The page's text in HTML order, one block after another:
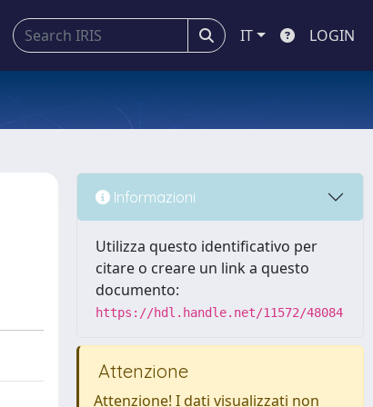
IT LOGIN
Informazioni
Utilizza questo identificativo per
citare o creare un link a questo
documento:
https://hdl.handle.net/11572/48084
Attenzione
Attenzione! I dati visualizzati non